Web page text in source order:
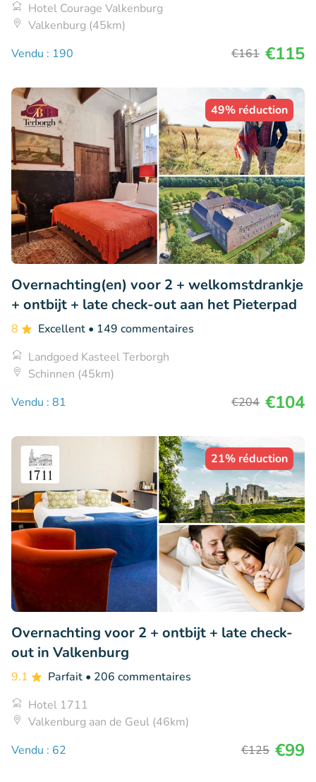
Hotel Courage Valkenburg
Valkenburg (45km)
Vendu : 190
€161 €115
49% réduction
Overnachting(en) voor 2 + welkomstdrankje
+ ontbijt + late check-out aan het Pieterpad
8 Excellent • 149 commentaires
Landgoed Kasteel Terborgh
Schinnen (45km)
Vendu : 81
€204 €104
21% réduction
Overnachting voor 2 + ontbijt + late check-
out in Valkenburg
9.1 Parfait • 206 commentaires
Hotel 1711
Valkenburg aan de Geul (46km)
Vendu : 62
€125 €99